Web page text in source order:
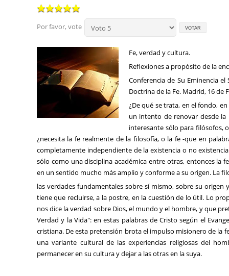
Por favor, vote
Fe, verdad y cultura.
Reflexiones a propósito de la
Conferencia de Su Eminencia
Doctrina de la Fe. Madrid, 16 de
¿De qué se trata, en el fondo,
un intento de renovar desde la
interesante sólo para filósofos,
¿necesita la fe realmente de la filosofía, o la fe -que en
completamente independiente de la existencia o no
sólo como una disciplina académica entre otras, entonces la
en un sentido mucho más amplio y conforme a su origen. La
las verdades fundamentales sobre sí mismo, sobre su
tiene que recluirse, a la postre, en la cuestión de lo útil. Lo
nos dice la verdad sobre Dios, el mundo y el hombre, y que
Verdad y la Vida": en estas palabras de Cristo según el
cristiana. De esta pretensión brota el impulso misionero de la
una variante cultural de las experiencias religiosas del
permanecer en su cultura y dejar a las otras en la suya.